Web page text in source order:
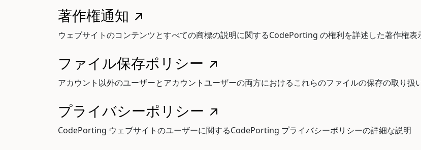
著作権通知
ウェブサイトのコンテンツとすべての商標の説明に関するCodePorting の権利を詳述した著作権表
ファイル保存ポリシー
アカウント以外のユーザーとアカウントユーザーの両方におけるこれらのファイルの保存の取り扱
プライバシーポリシー
CodePorting ウェブサイトのユーザーに関するCodePorting プライバシーポリシーの詳細な説明